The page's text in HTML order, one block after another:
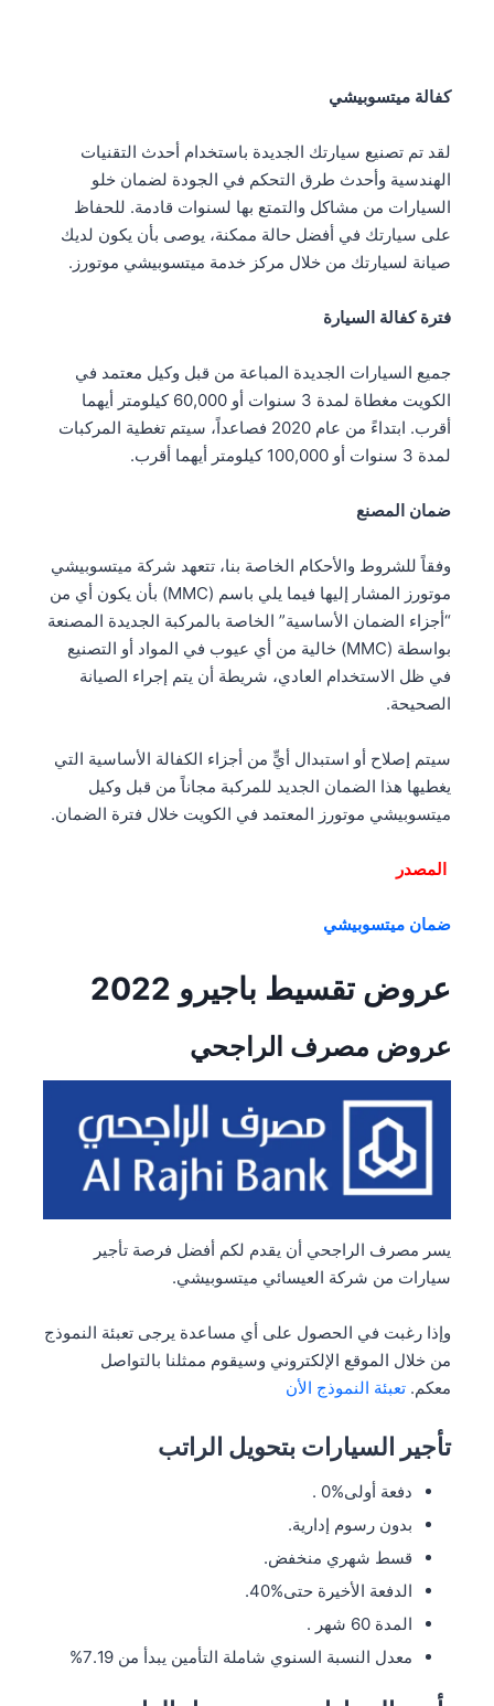
كفالة ميتسوبيشي
لقد تم تصنيع سيارتك الجديدة باستخدام أحدث التقنيات
الهندسية وأحدث طرق التحكم في الجودة لضمان خلو
السيارات من مشاكل والتمتع بها لسنوات قادمة. للحفاظ
على سيارتك في أفضل حالة ممكنة، يوصى بأن يكون لديك
صيانة لسيارتك من خلال مركز خدمة ميتسوبيشي موتورز.
فترة كفالة السيارة
جميع السيارات الجديدة المباعة من قبل وكيل معتمد في
الكويت مغطاة لمدة 3 سنوات أو 60,000 كيلومتر أيهما
أقرب. ابتداءً من عام 2020 فصاعداً، سيتم تغطية المركبات
لمدة 3 سنوات أو 100,000 كيلومتر أيهما أقرب.
ضمان المصنع
وفقاً للشروط والأحكام الخاصة بنا، تتعهد شركة ميتسوبيشي
موتورز المشار إليها فيما يلي باسم (MMC) بأن يكون أي من
“أجزاء الضمان الأساسية” الخاصة بالمركبة الجديدة المصنعة
بواسطة (MMC) خالية من أي عيوب في المواد أو التصنيع
في ظل الاستخدام العادي، شريطة أن يتم إجراء الصيانة
الصحيحة.
سيتم إصلاح أو استبدال أيٍّ من أجزاء الكفالة الأساسية التي
يغطيها هذا الضمان الجديد للمركبة مجاناً من قبل وكيل
ميتسوبيشي موتورز المعتمد في الكويت خلال فترة الضمان.
المصدر
ضمان ميتسوبيشي
عروض تقسيط باجيرو 2022
عروض مصرف الراجحي
يسر مصرف الراجحي أن يقدم لكم أفضل فرصة تأجير
سيارات من شركة العيسائي ميتسوبيشي.
وإذا رغبت في الحصول على أي مساعدة يرجى تعبئة النموذج
من خلال الموقع الإلكتروني وسيقوم ممثلنا بالتواصل
معكم. تعبئة النموذج الأن
تأجير السيارات بتحويل الراتب
دفعة أولى%0 .
بدون رسوم إدارية.
قسط شهري منخفض.
الدفعة الأخيرة حتى%40.
المدة 60 شهر .
معدل النسبة السنوي شاملة التأمين يبدأ من 7.19%